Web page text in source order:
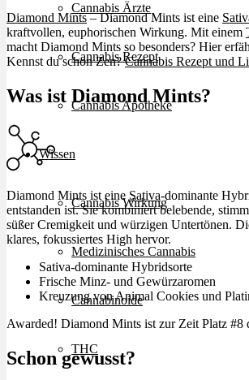
Cannabis Ärzte
Cannabis Rezept
Cannabis Apotheke
Wissen
Cannabis Wirkung
Medizinisches Cannabis
Cannabinoide
THC
Diamond Mints– Diamond Mints ist eine
kraftvollen, euphorischen Wirkung. Mit einem
macht Diamond Mints so besonders? Hier
Kennst du schon Zen?Cannabis Rezept und
Was ist Diamond Mints?
Diamond Mints ist eine Sativa-dominante
entstanden ist. Sie kombiniert belebende,
süßer Cremigkeit und würzigen Untertönen.
klares, fokussiertes High hervor.
Sativa-dominante Hybridsorte
Frische Minz- und Gewürzaromen
Kreuzung von Animal Cookies und
Awarded! Diamond Mints ist zur Zeit Platz #8
Schon gewusst?